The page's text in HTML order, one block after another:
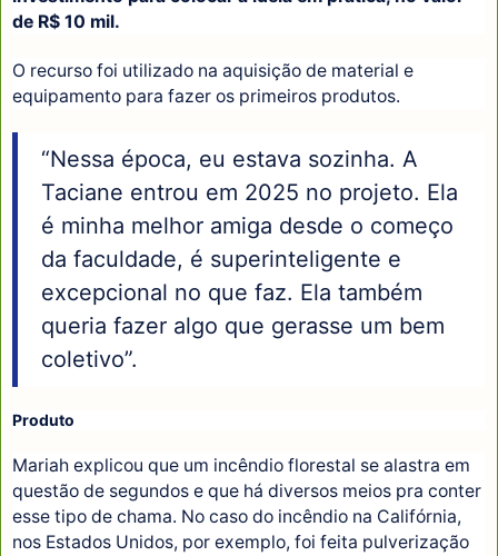
de R$ 10 mil.
O recurso foi utilizado na aquisição de material e
equipamento para fazer os primeiros produtos.
“Nessa época, eu estava sozinha. A
Taciane entrou em 2025 no projeto. Ela
é minha melhor amiga desde o começo
da faculdade, é superinteligente e
excepcional no que faz. Ela também
queria fazer algo que gerasse um bem
coletivo”.
Produto
Mariah explicou que um incêndio florestal se alastra em
questão de segundos e que há diversos meios pra conter
esse tipo de chama. No caso do incêndio na Califórnia,
nos Estados Unidos, por exemplo, foi feita pulverização